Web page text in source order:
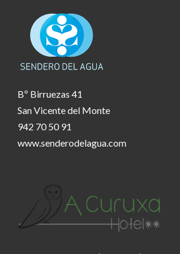
Bº Birruezas 41
San Vicente del Monte
942 70 50 91
www.senderodelagua.com